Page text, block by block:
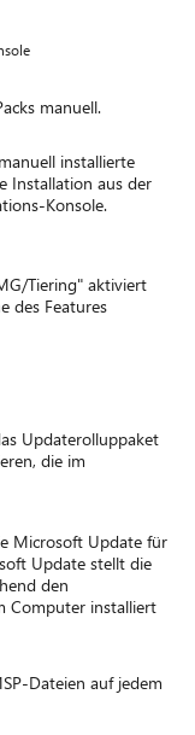
manuell.
installierte
Installation aus der
Konsole.
Tiering" aktiviert
des Features
Updaterolluppaket
die im
Microsoft Update für
Update stellt die
den
Computer installiert
Dateien auf jedem